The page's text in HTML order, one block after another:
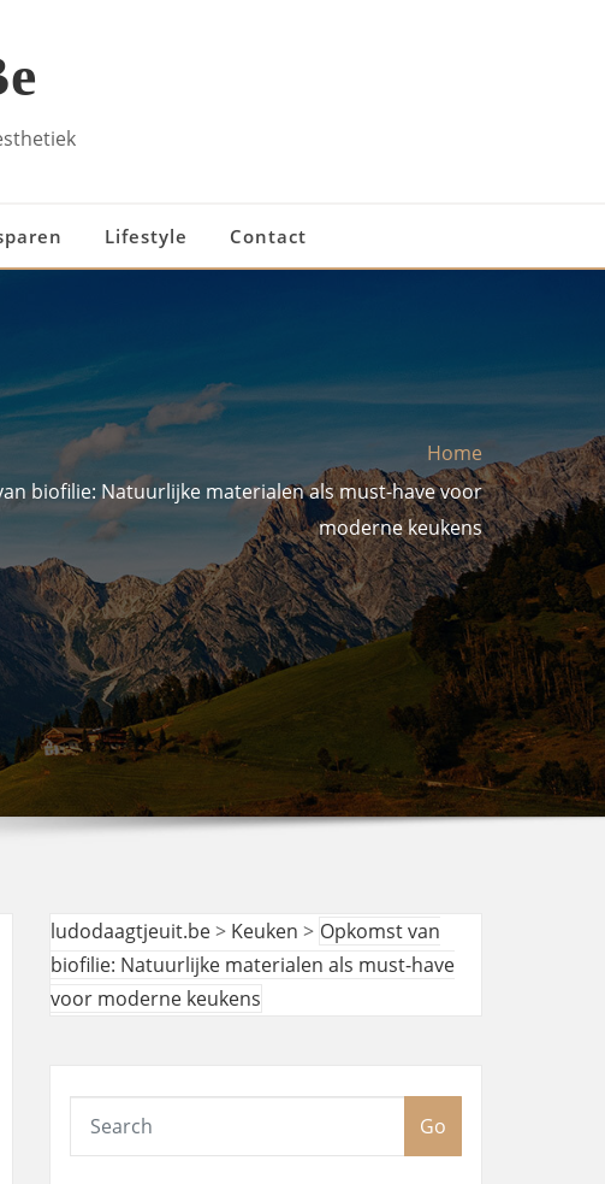
Lifestyle Contact
Home
biofilie: Natuurlijke materialen als must-have voor
moderne keukens
ludodaagtjeuit.be> Keuken > Opkomst van
biofilie: Natuurlijke materialen als must-have
voor moderne keukens
Go